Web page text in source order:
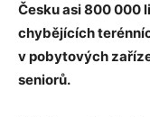
Česku asi 800 000
chybějících
v pobytových
seniorů.